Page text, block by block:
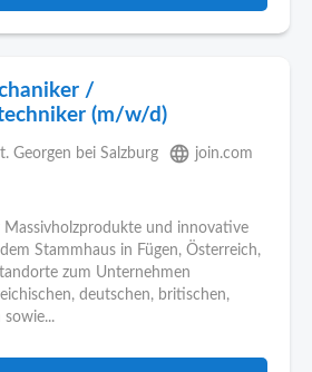
/
(m/w/d)
Georgen bei Salzburg language join.com
und innovative
Stammhaus in Fügen, Österreich,
zum Unternehmen
deutschen, britischen,
sowie...